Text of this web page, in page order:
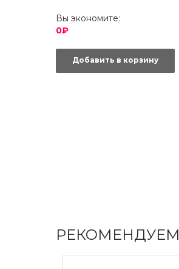
Вы экономите:
0₽
Добавить в корзину
РЕКОМЕНДУЕМ